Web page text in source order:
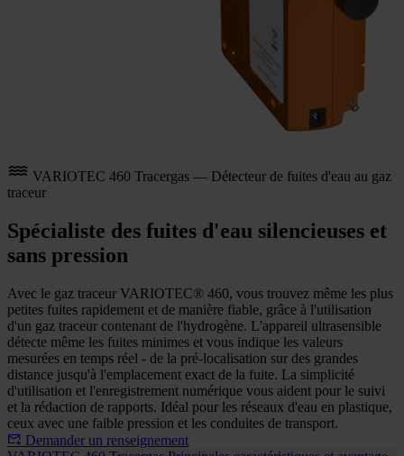
VARIOTEC 460 Tracergas — Détecteur de fuites d'eau au gaz
traceur
Spécialiste des fuites d'eau silencieuses et
sans pression
Avec le gaz traceur VARIOTEC® 460, vous trouvez même les plus
petites fuites rapidement et de manière fiable, grâce à l'utilisation
d'un gaz traceur contenant de l'hydrogène. L'appareil ultrasensible
détecte même les fuites minimes et vous indique les valeurs
mesurées en temps réel - de la pré-localisation sur des grandes
distance jusqu'à l'emplacement exact de la fuite. La simplicité
d'utilisation et l'enregistrement numérique vous aident pour le suivi
et la rédaction de rapports. Idéal pour les réseaux d'eau en plastique,
ceux avec une faible pression et les conduites de transport.
Demander un renseignement